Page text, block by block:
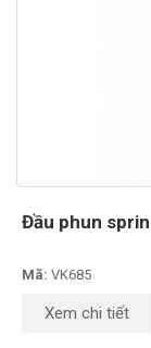
Đầu phun
Mã: VK685
Xem chi tiết